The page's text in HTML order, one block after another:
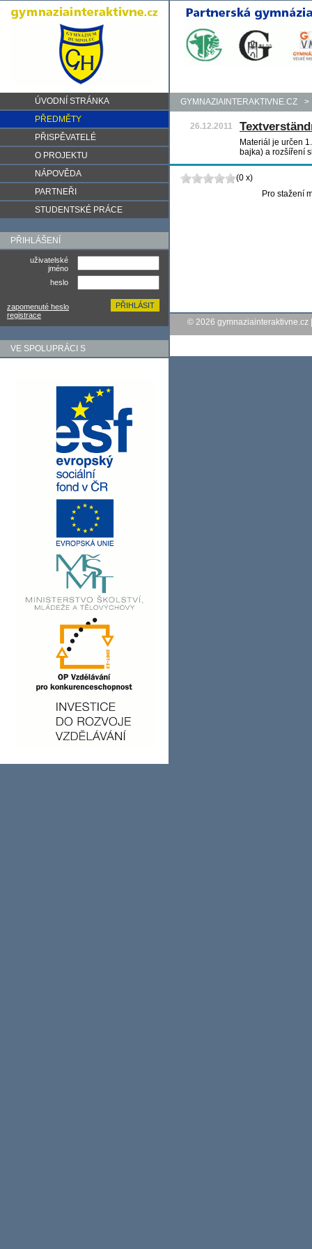
ÚVODNÍ STRÁNKA
PŘEDMĚTY
PŘISPĚVATELÉ
O PROJEKTU
NÁPOVĚDA
PARTNEŘI
STUDENTSKÉ PRÁCE
PŘIHLÁŠENÍ
uživatelské
jméno
heslo
zapomenuté heslo
registrace
VE SPOLUPRÁCI S
GYMNAZIAINTERAKTIVNE.CZ >
26.12.2011
Materiál je určen
bajka) a rozšíření
(0 x)
Pro stažení
© 2026 gymnaziainteraktivne.cz